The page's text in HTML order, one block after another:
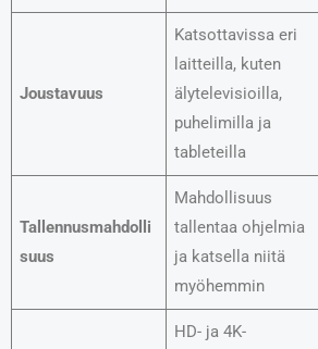
Joustavuus
Katsottavissa eri
laitteilla, kuten
älytelevisioilla,
puhelimilla ja
tableteilla
Tallennusmahdolli
suus
Mahdollisuus
tallentaa ohjelmia
ja katsella niitä
myöhemmin
HD- ja 4K-